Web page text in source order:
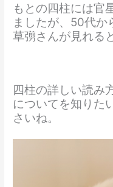
もとの四柱には官
ましたが、50代か
草彅さんが見れる
四柱の詳しい読み
についてを知りた
さいね。